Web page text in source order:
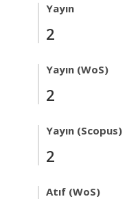
Yayın
2
Yayın (WoS)
2
Yayın (Scopus)
2
Atıf (WoS)